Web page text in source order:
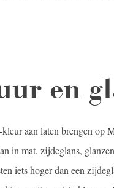
en
aan laten brengen op
in mat, zijdeglans,
iets hoger dan een